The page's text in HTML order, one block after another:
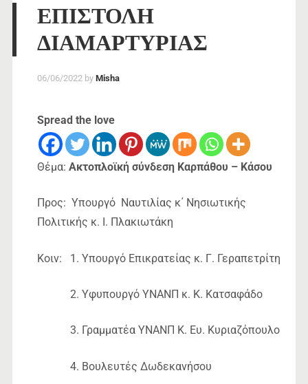
ΕΠΙΣΤΟΛΗ
ΔΙΑΜΑΡΤΥΡΙΑΣ
06/06/2022 by Misha
Spread the love
Θέμα: Ακτοπλοϊκή σύνδεση Καρπάθου – Κάσου
Προς: Υπουργό Ναυτιλίας κ΄ Νησιωτικής
Πολιτικής κ. Ι. Πλακιωτάκη
Κοιν: 1. Υπουργό Επικρατείας κ. Γ. Γεραπετρίτη
2. Υφυπουργό ΥΝΑΝΠ κ. Κ. Κατσαφάδο
3. Γραμματέα ΥΝΑΝΠ Κ. Ευ. Κυριαζόπουλο
4. Βουλευτές Δωδεκανήσου